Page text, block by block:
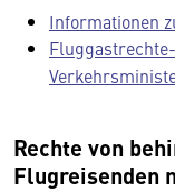
Informationen
Rechte von
Flugreisenden